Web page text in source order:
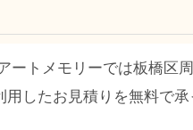
ートメモリーでは板橋区
用したお見積りを無料で承